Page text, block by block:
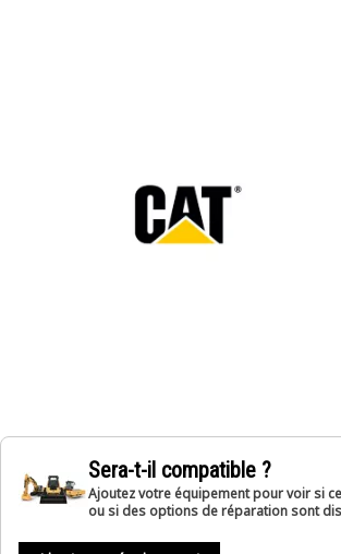
Sera-t-il compatible ?
Ajoutez votre équipement pour voir si
ou si des options de réparation sont